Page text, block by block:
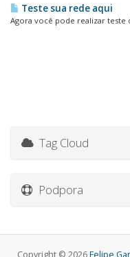
Teste sua rede aqui
Agora você pode realizar teste
Tag Cloud
Podpora
Copyright © 2026Felipe